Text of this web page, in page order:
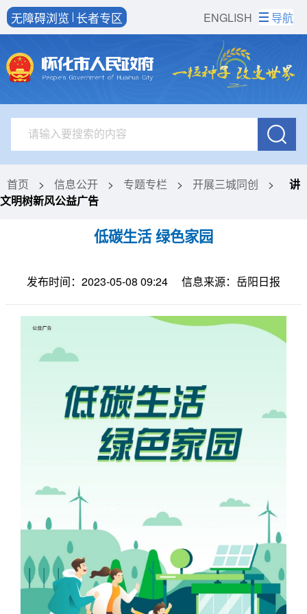
ENGLISH
无障碍浏览 长者专区 导航
首页 > 信息公开 > 专题专栏 > 开展三城同创 >
讲
文明树新风公益广告
低碳生活 绿色家园
发布时间：2023-05-08 09:24 信息来源：岳阳日报